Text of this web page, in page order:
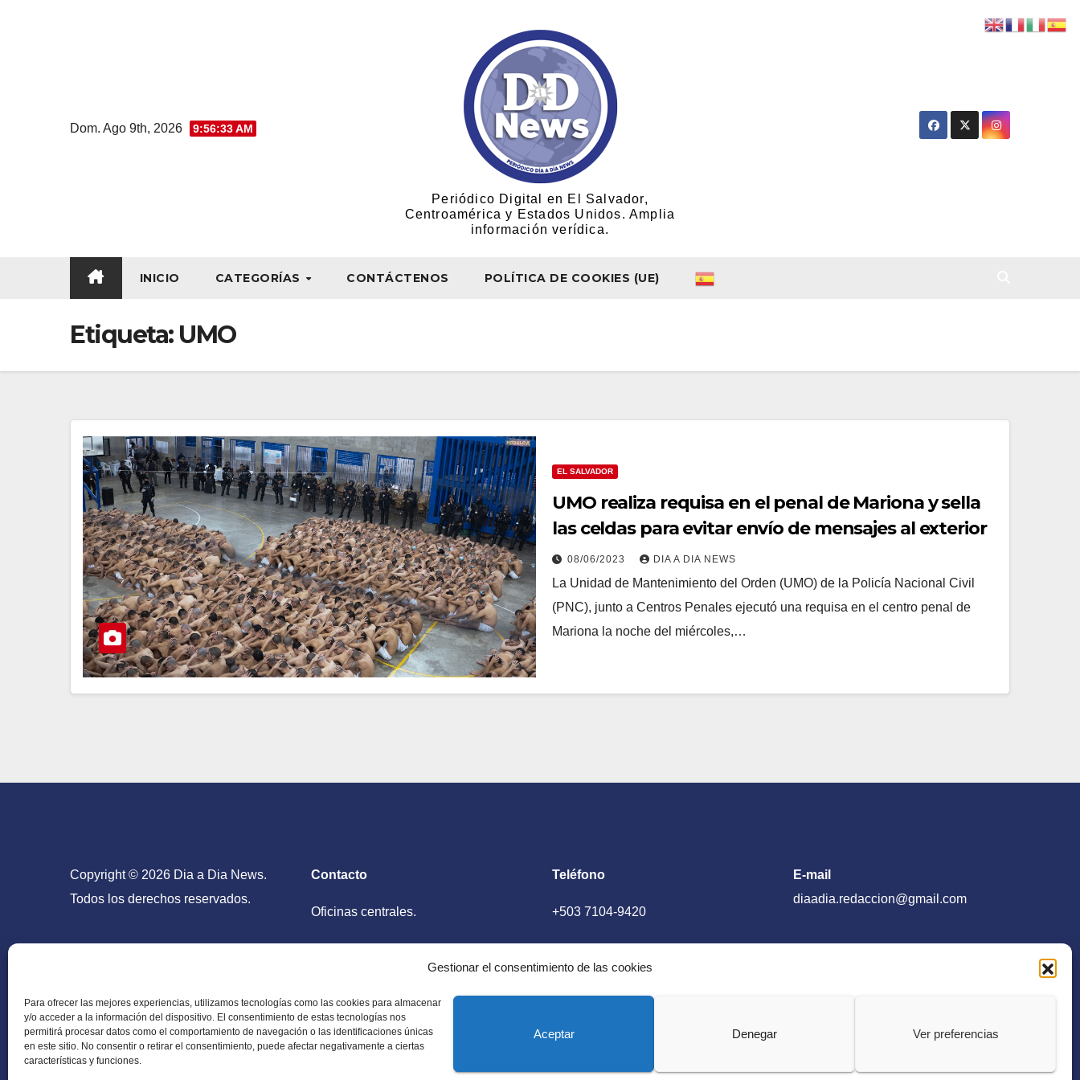
Gestionar el consentimiento de las cookies
Para ofrecer las mejores experiencias, utilizamos tecnologías como las cookies para almacenar
y/o acceder a la información del dispositivo. El consentimiento de estas tecnologías nos
permitirá procesar datos como el comportamiento de navegación o las identificaciones únicas
en este sitio. No consentir o retirar el consentimiento, puede afectar negativamente a ciertas
características y funciones.
Aceptar Denegar Ver preferencias
Dom. Ago 9th, 2026 9:56:33 AM
Periódico Digital en El Salvador,
Centroamérica y Estados Unidos. Amplia
información verídica.
INICIO CATEGORÍAS CONTÁCTENOS POLÍTICA DE COOKIES (UE)
Etiqueta: UMO
EL SALVADOR
UMO realiza requisa en el penal de Mariona y sella
las celdas para evitar envío de mensajes al exterior
08/06/2023 DIA A DIA NEWS
La Unidad de Mantenimiento del Orden (UMO) de la Policía Nacional Civil
(PNC), junto a Centros Penales ejecutó una requisa en el centro penal de
Mariona la noche del miércoles,…
Copyright © 2026 Dia a Dia News.
Todos los derechos reservados.
Contacto
Oficinas centrales.
Teléfono
+503 7104-9420
E-mail
diaadia.redaccion@gmail.com
Periódico Digital en El Salvador, Centroamérica y Estados Unidos. Amplia